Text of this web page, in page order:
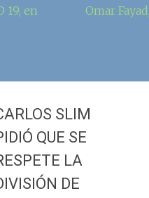
19, en
Omar
SLIM
QUE SE
LA
DE